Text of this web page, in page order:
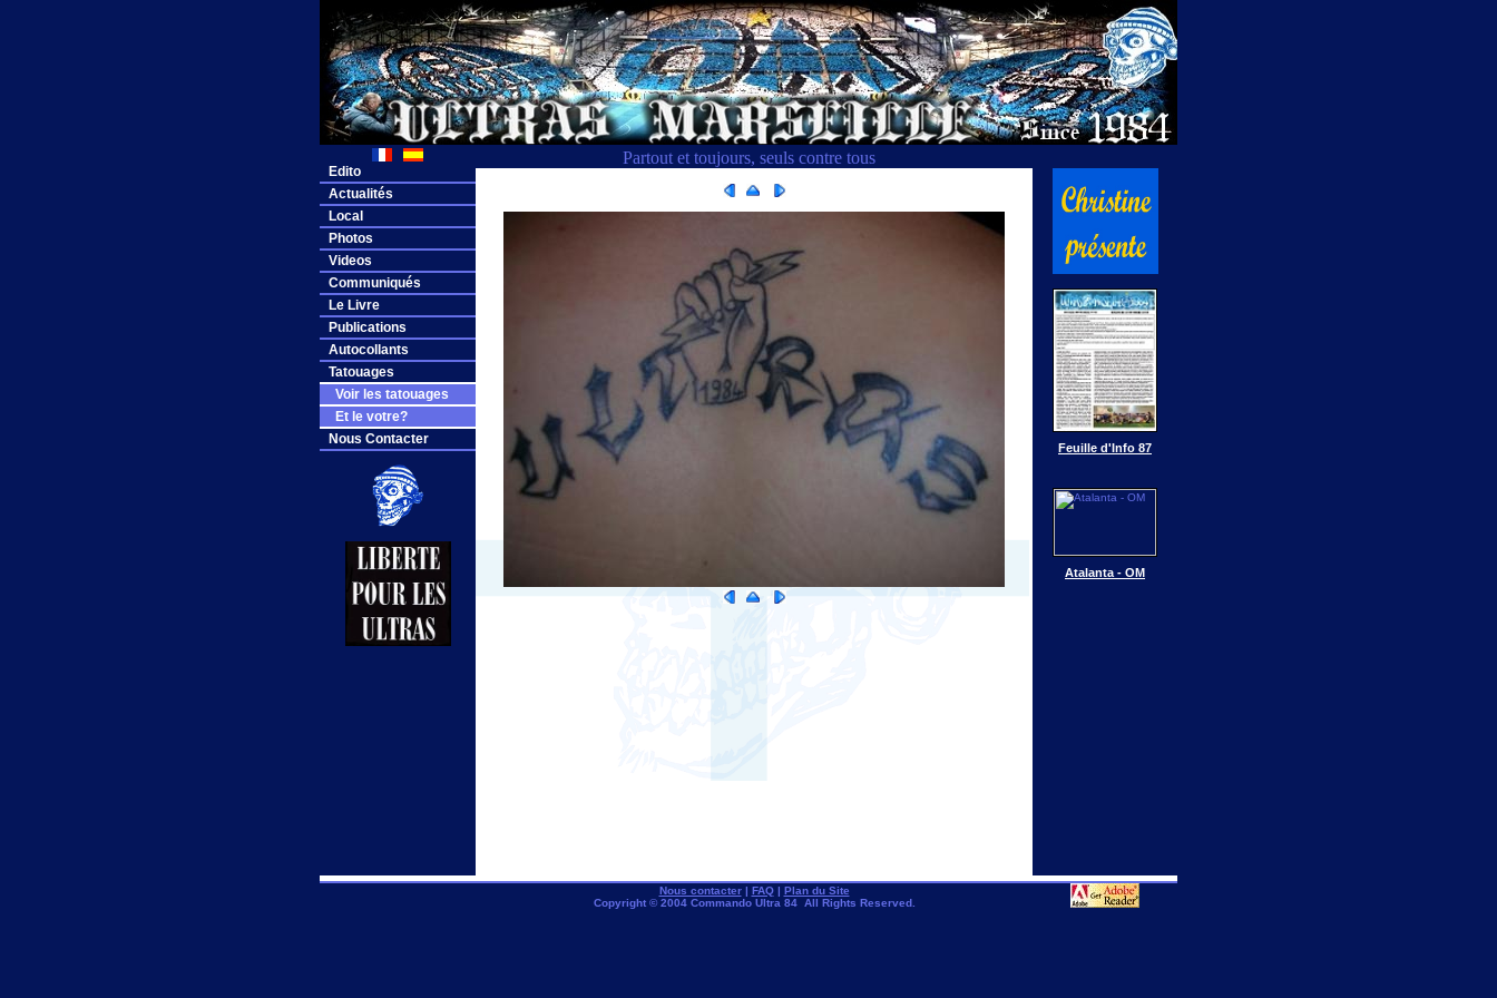
Partout et toujours, seuls contre tous
Edito
Actualités
Local
Photos
Videos
Communiqués
Le Livre
Publications
Autocollants
Tatouages
Voir les tatouages
Et le votre?
Nous Contacter
Feuille d'Info 87
Atalanta - OM
Nous contacter| FAQ| Plan du Site
Copyright © 2004 Commando Ultra 84 All Rights Reserved.